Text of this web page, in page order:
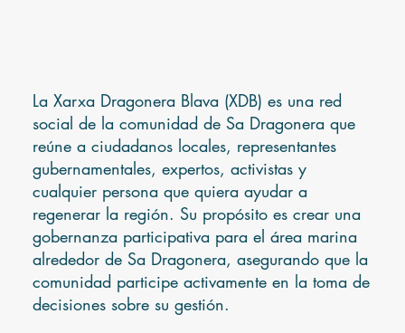
La Xarxa Dragonera Blava (XDB) es una red
social de la comunidad de Sa Dragonera que
reúne a ciudadanos locales, representantes
gubernamentales, expertos, activistas y
cualquier persona que quiera ayudar a
regenerar la región. Su propósito es crear una
gobernanza participativa para el área marina
alrededor de Sa Dragonera, asegurando que la
comunidad participe activamente en la toma de
decisiones sobre su gestión.